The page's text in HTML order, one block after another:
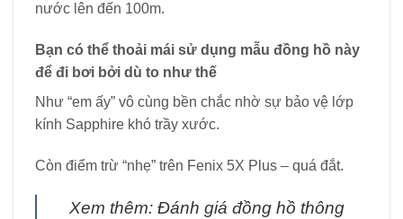
nước lên đến 100m.
Bạn có thể thoải mái sử dụng mẫu đồng hồ này
để đi bơi bởi dù to như thế
Như “em ấy” vô cùng bền chắc nhờ sự bảo vệ lớp
kính Sapphire khó trầy xước.
Còn điểm trừ “nhẹ” trên Fenix 5X Plus – quá đắt.
Xem thêm: Đánh giá đồng hồ thông